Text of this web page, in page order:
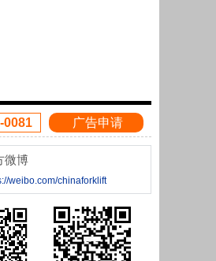
0081 广告申请
微博
weibo.com/chinaforklift